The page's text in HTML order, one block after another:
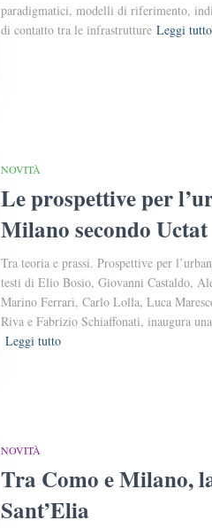
paradigmatici, modelli di riferimento,
di contatto tra le infrastrutture Leggi tutto
NOVITÀ
Le prospettive per
Milano secondo Uctat
Tra teoria e prassi. Prospettive per
testi di Elio Bosio, Giovanni Castaldo,
Marino Ferrari, Carlo Lolla, Luca
Riva e Fabrizio Schiaffonati, inaugura
Leggi tutto
NOVITÀ
Tra Como e Milano,
Sant’Elia